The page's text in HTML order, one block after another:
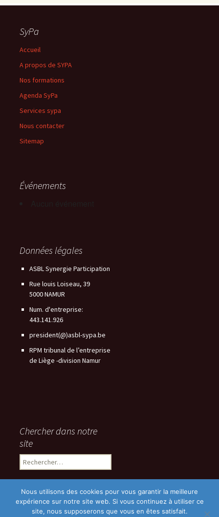
SyPa
Accueil
A propos de SYPA
Nos formations
Agenda SyPa
Services sypa
Nous contacter
Sitemap
Événements
Données légales
ASBL Synergie Participation
Rue louis Loiseau, 39
5000 NAMUR
Num. d'entreprise:
443.141.926
president(@)asbl-sypa.be
RPM tribunal de l’entreprise
de Liège -division Namur
Chercher dans notre
site
Rechercher :
Nous utilisons des cookies pour vous garantir la meilleure
expérience sur notre site web. Si vous continuez à utiliser ce
site, nous supposerons que vous en êtes satisfait.